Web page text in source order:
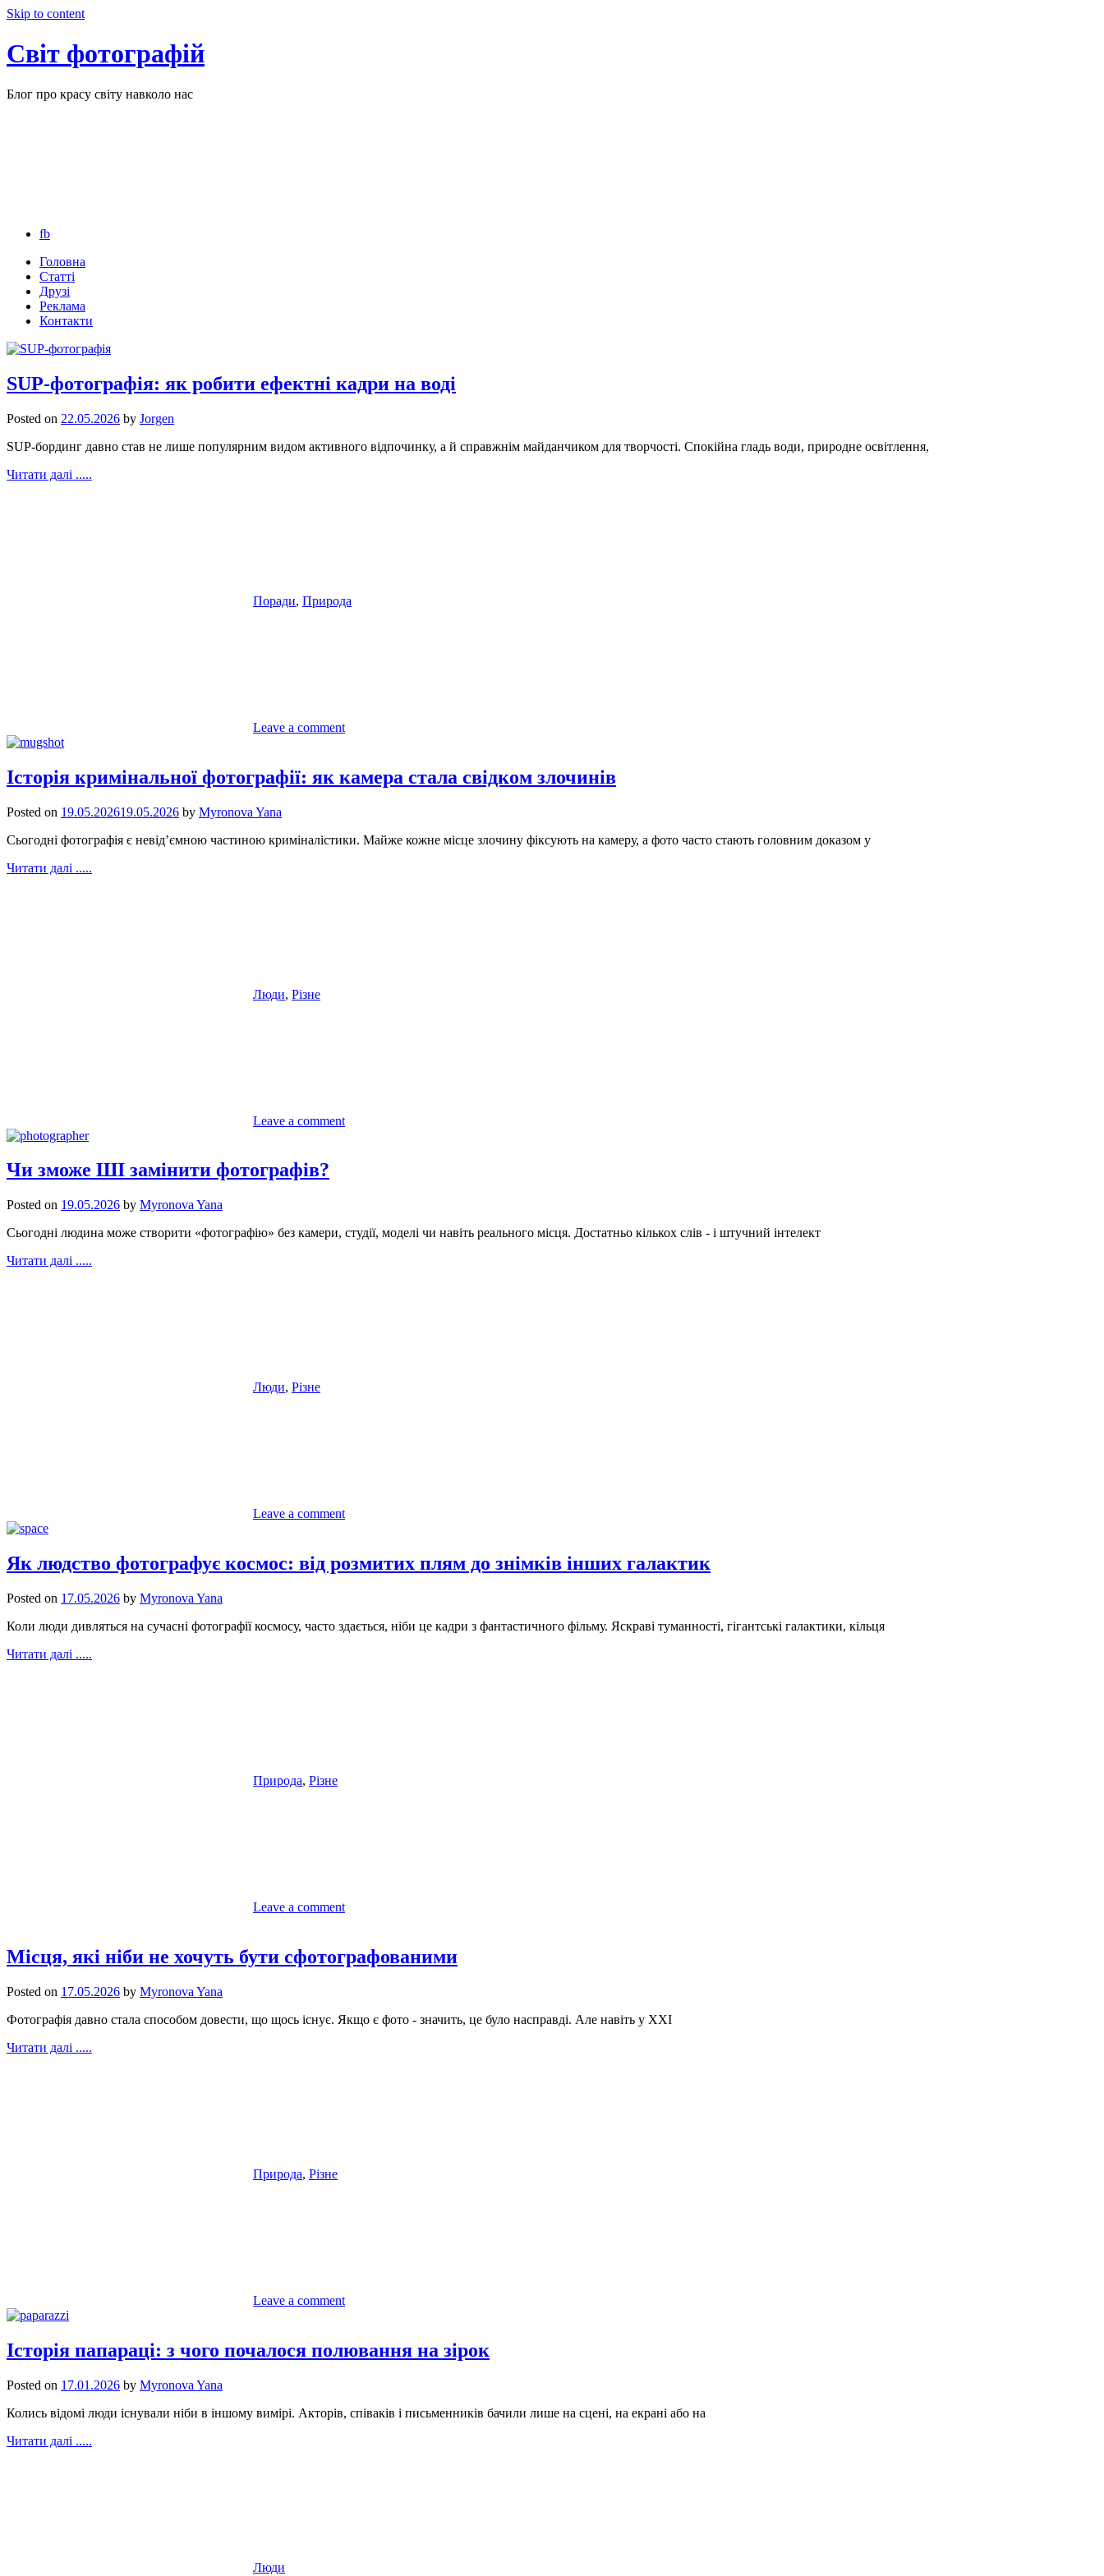
Skip to content
Світ фотографій
Блог про красу світу навколо нас
fb
Головна
Статті
Друзі
Реклама
Контакти
SUP-фотографія: як робити ефектні кадри на воді
Posted on 22.05.2026 by Jorgen
SUP-бординг давно став не лише популярним видом активного відпочинку, а й справжнім майданчиком для творчості. Спокійна гладь води, природне освітлення,
Читати далі .....
Поради, Природа
Leave a comment
Історія кримінальної фотографії: як камера стала свідком злочинів
Posted on 19.05.202619.05.2026 by Myronova Yana
Сьогодні фотографія є невід’ємною частиною криміналістики. Майже кожне місце злочину фіксують на камеру, а фото часто стають головним доказом у
Читати далі .....
Люди, Різне
Leave a comment
Чи зможе ШІ замінити фотографів?
Posted on 19.05.2026 by Myronova Yana
Сьогодні людина може створити «фотографію» без камери, студії, моделі чи навіть реального місця. Достатньо кількох слів - і штучний інтелект
Читати далі .....
Люди, Різне
Leave a comment
Як людство фотографує космос: від розмитих плям до знімків інших галактик
Posted on 17.05.2026 by Myronova Yana
Коли люди дивляться на сучасні фотографії космосу, часто здається, ніби це кадри з фантастичного фільму. Яскраві туманності, гігантські галактики, кільця
Читати далі .....
Природа, Різне
Leave a comment
Місця, які ніби не хочуть бути сфотографованими
Posted on 17.05.2026 by Myronova Yana
Фотографія давно стала способом довести, що щось існує. Якщо є фото - значить, це було насправді. Але навіть у XXI
Читати далі .....
Природа, Різне
Leave a comment
Історія папараці: з чого почалося полювання на зірок
Posted on 17.01.2026 by Myronova Yana
Колись відомі люди існували ніби в іншому вимірі. Акторів, співаків і письменників бачили лише на сцені, на екрані або на
Читати далі .....
Люди